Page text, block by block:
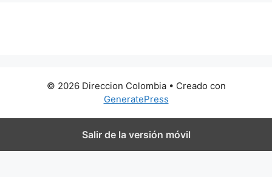
© 2026 Direccion Colombia• Creado con
GeneratePress
Salir de la versión móvil